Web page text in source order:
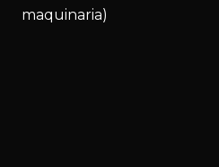
maquinaria)